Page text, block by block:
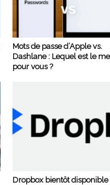
Mots de passe d’Apple vs.
Dashlane : Lequel est le
pour vous ?
Dropbox bientôt disponible